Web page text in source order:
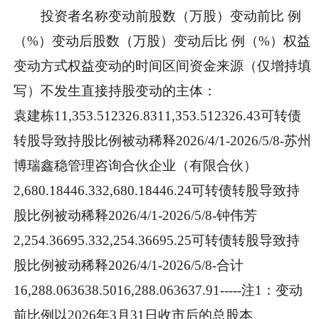
投资者名称变动前股数（万股）变动前比 例
（%）变动后股数（万股）变动后比 例（%）权益
变动方式权益变动的时间区间资金来源（仅增持填
写）不发生直接持股变动的主体：
袁建栋11,353.512326.8311,353.512326.43可转债
转股导致持股比例被动稀释2026/4/1-2026/5/8-苏州
博瑞鑫稳管理咨询合伙企业（有限合伙）
2,680.18446.332,680.18446.24可转债转股导致持
股比例被动稀释2026/4/1-2026/5/8-钟伟芳
2,254.36695.332,254.36695.25可转债转股导致持
股比例被动稀释2026/4/1-2026/5/8-合计
16,288.063638.5016,288.063637.91-----注1：变动
前比例以2026年3月31日收市后的总股本